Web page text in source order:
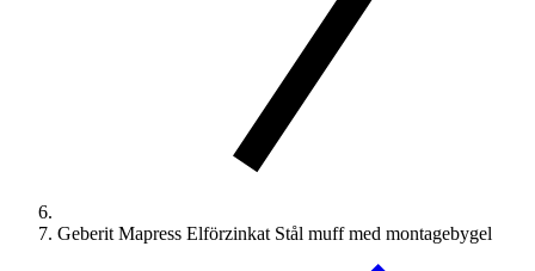
Geberit Mapress Elförzinkat Stål muff med montagebygel